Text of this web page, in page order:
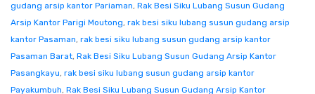
gudang arsip kantor Pariaman, Rak Besi Siku Lubang Susun Gudang
Arsip Kantor Parigi Moutong, rak besi siku lubang susun gudang arsip
kantor Pasaman, rak besi siku lubang susun gudang arsip kantor
Pasaman Barat, Rak Besi Siku Lubang Susun Gudang Arsip Kantor
Pasangkayu, rak besi siku lubang susun gudang arsip kantor
Payakumbuh, Rak Besi Siku Lubang Susun Gudang Arsip Kantor